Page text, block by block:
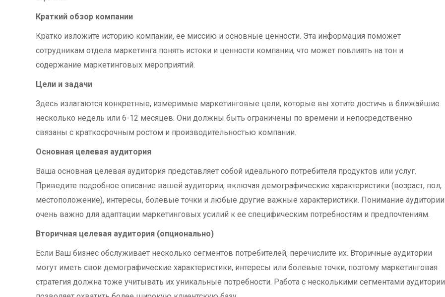
Краткий обзор компании
Кратко изложите историю компании, ее миссию и основные ценности. Эта информация поможет
сотрудникам отдела маркетинга понять истоки и ценности компании, что может повлиять на тон и
содержание маркетинговых мероприятий.
Цели и задачи
Здесь излагаются конкретные, измеримые маркетинговые цели, которые вы хотите достичь в ближайшие
несколько недель или 6-12 месяцев. Они должны быть ограничены по времени и непосредственно
связаны с краткосрочным ростом и производительностью компании.
Основная целевая аудитория
Ваша основная целевая аудитория представляет собой идеального потребителя продуктов или услуг.
Приведите подробное описание вашей аудитории, включая демографические характеристики (возраст, пол,
местоположение), интересы, болевые точки и любые другие важные характеристики. Понимание аудитории
очень важно для адаптации маркетинговых усилий к ее специфическим потребностям и предпочтениям.
Вторичная целевая аудитория (опционально)
Если Ваш бизнес обслуживает несколько сегментов потребителей, перечислите их. Вторичные аудитории
могут иметь свои демографические характеристики, интересы или болевые точки, поэтому маркетинговая
стратегия должна тоже учитывать их уникальные потребности. Работа с несколькими сегментами аудитории